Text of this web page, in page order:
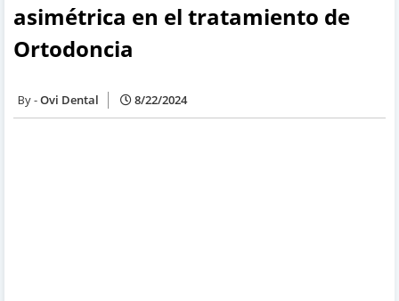
asimétrica en el tratamiento de
Ortodoncia
Ovi Dental 8/22/2024